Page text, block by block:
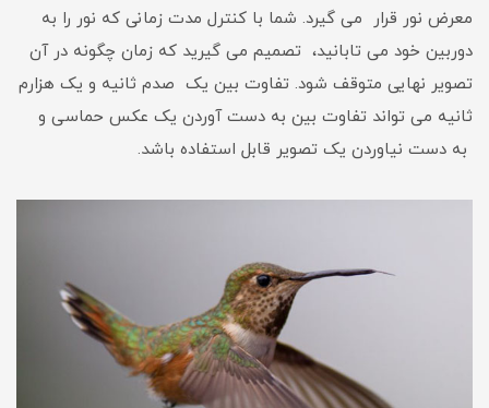
معرض نور قرار می گیرد. شما با کنترل مدت زمانی که نور را به
دوربین خود می تابانید، تصمیم می گیرید که زمان چگونه در آن
تصویر نهایی متوقف شود. تفاوت بین یک صدم ثانیه و یک هزارم
ثانیه می تواند تفاوت بین به دست آوردن یک عکس حماسی و
به دست نیاوردن یک تصویر قابل استفاده باشد.